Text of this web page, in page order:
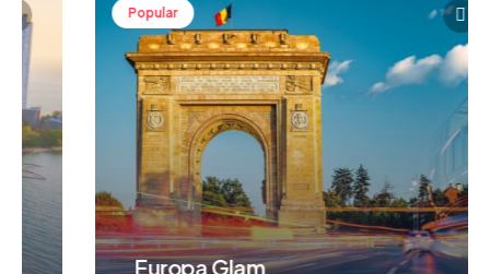
Popular
Europa Glam
Madrid, San Sebastián, Burdeos, Blois,
París, Luxemburgo, Valle del Rhin, Frankfurt,